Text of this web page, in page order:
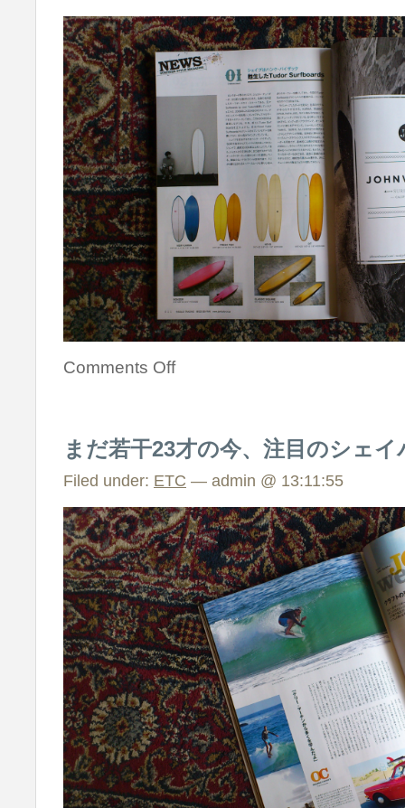
Comments Off
まだ若干23才の今、注目のシェイ
Filed under: ETC — admin @ 13:11:55